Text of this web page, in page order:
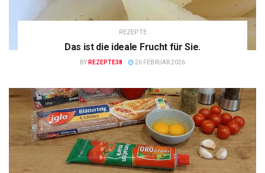
REZEPTE
Das ist die ideale Frucht für Sie.
BY REZEPTE38 26 FEBRUAR 2026